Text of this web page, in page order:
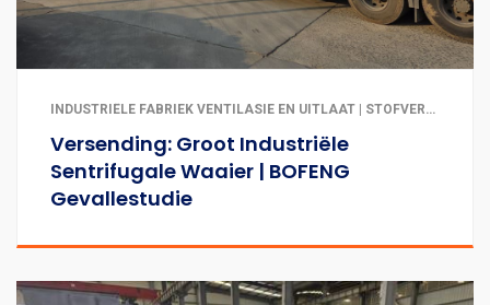
INDUSTRIËLE FABRIEK VENTILASIE EN UITLAAT | STOFVERWYDERING EN LUGREINIGING
Versending: Groot Industriële
Sentrifugale Waaier | BOFENG
Gevallestudie